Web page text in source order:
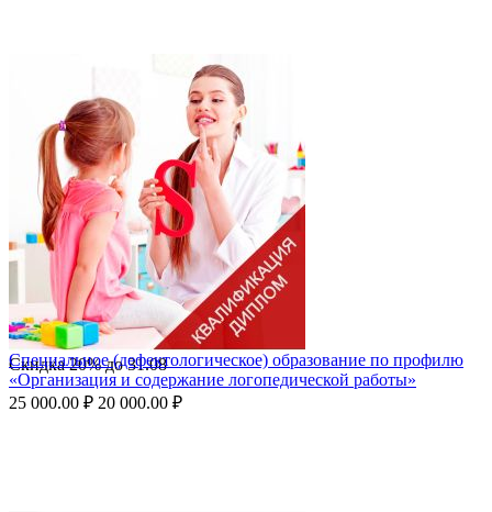
Скидка20%до31.08
Специальное (дефектологическое) образование по профилю
«Организация и содержание логопедической работы»
25 000.00 ₽ 20 000.00 ₽